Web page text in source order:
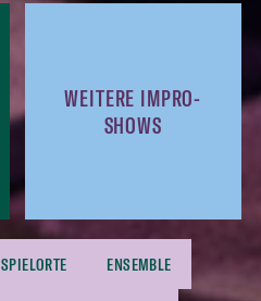
WEITERE IMPRO-
SHOWS
SPIELORTE ENSEMBLE